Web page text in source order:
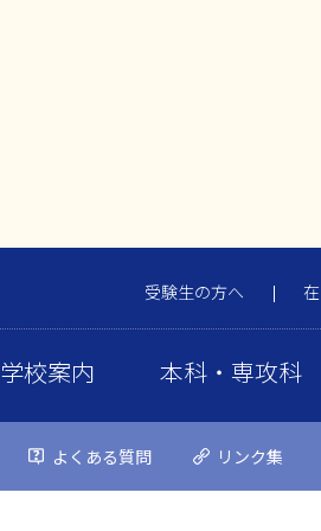
受験生の方へ
学校案内 本科・専攻科
よくある質問 リンク集